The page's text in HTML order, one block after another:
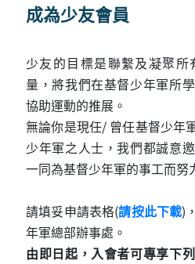
成為少友會員
少友的目標是聯繫及凝聚
量，將我們在基督少年軍所
協助運動的推展。
無論你是現任/ 曾任基督少年
少年軍之人士，我們都誠意
一同為基督少年軍的事工而努
請填妥申請表格(請按此下載)
年軍總部辦事處。
由即日起，入會者可專享下